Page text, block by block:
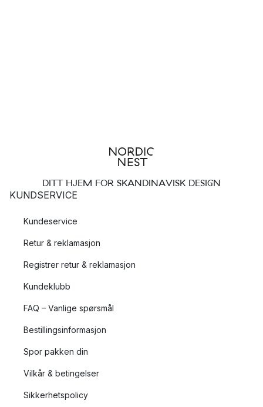
DITT HJEM FOR SKANDINAVISK DESIGN
KUNDSERVICE
Kundeservice
Retur & reklamasjon
Registrer retur & reklamasjon
Kundeklubb
FAQ – Vanlige spørsmål
Bestillingsinformasjon
Spor pakken din
Vilkår & betingelser
Sikkerhetspolicy